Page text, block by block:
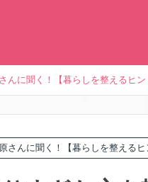
に聞く！【暮らしを整えるヒン
んに聞く！【暮らしを整えるヒ